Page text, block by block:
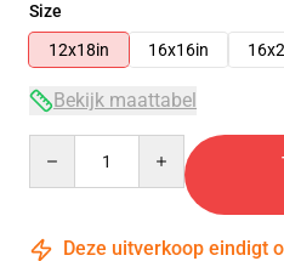
Size
12x18in
16x16in
Bekijk maattabel
Deze uitverkoop eindigt